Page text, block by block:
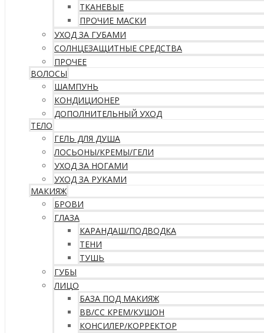
ТКАНЕВЫЕ
ПРОЧИЕ МАСКИ
УХОД ЗА ГУБАМИ
СОЛНЦЕЗАЩИТНЫЕ СРЕДСТВА
ПРОЧЕЕ
ВОЛОСЫ
ШАМПУНЬ
КОНДИЦИОНЕР
ДОПОЛНИТЕЛЬНЫЙ УХОД
ТЕЛО
ГЕЛЬ ДЛЯ ДУША
ЛОСЬОНЫ/КРЕМЫ/ГЕЛИ
УХОД ЗА НОГАМИ
УХОД ЗА РУКАМИ
МАКИЯЖ
БРОВИ
ГЛАЗА
КАРАНДАШ/ПОДВОДКА
ТЕНИ
ТУШЬ
ГУБЫ
ЛИЦО
БАЗА ПОД МАКИЯЖ
ВВ/CC КРЕМ/КУШОН
КОНСИЛЕР/КОРРЕКТОР